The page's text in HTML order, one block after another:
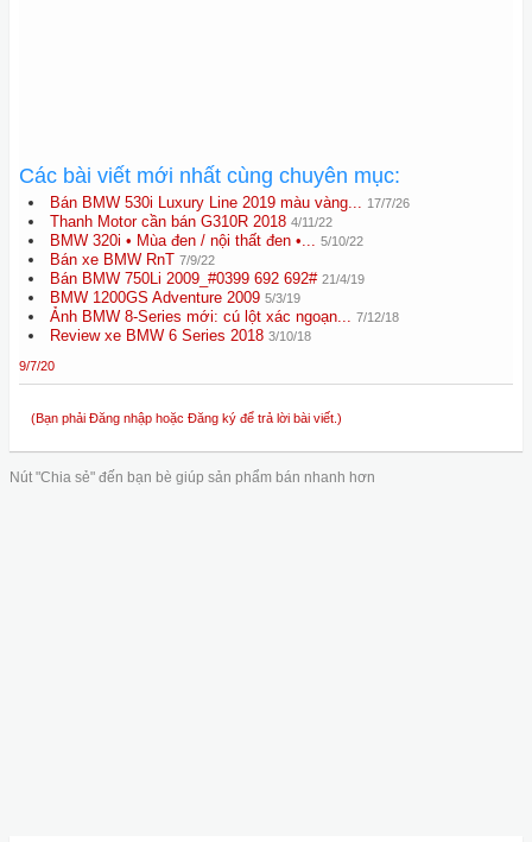
Các bài viết mới nhất cùng chuyên mục:
Bán BMW 530i Luxury Line 2019 màu vàng... 17/7/26
Thanh Motor cần bán G310R 2018 4/11/22
BMW 320i • Mùa đen / nội thất đen •... 5/10/22
Bán xe BMW RnT 7/9/22
Bán BMW 750Li 2009_#0399 692 692# 21/4/19
BMW 1200GS Adventure 2009 5/3/19
Ảnh BMW 8-Series mới: cú lột xác ngoạn... 7/12/18
Review xe BMW 6 Series 2018 3/10/18
9/7/20
(Bạn phải Đăng nhập hoặc Đăng ký để trả lời bài viết.)
Nút "Chia sẻ" đến bạn bè giúp sản phẩm bán nhanh hơn